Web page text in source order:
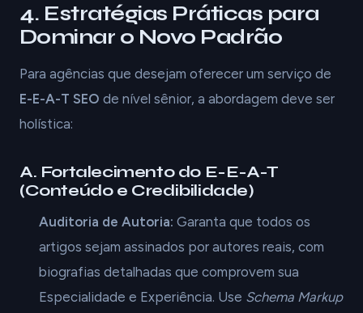
4. Estratégias Práticas para
Dominar o Novo Padrão
Para agências que desejam oferecer um serviço de
E-E-A-T SEO de nível sênior, a abordagem deve ser
holística:
A. Fortalecimento do E-E-A-T
(Conteúdo e Credibilidade)
Auditoria de Autoria: Garanta que todos os
artigos sejam assinados por autores reais, com
biografias detalhadas que comprovem sua
Especialidade e Experiência. Use Schema Markup